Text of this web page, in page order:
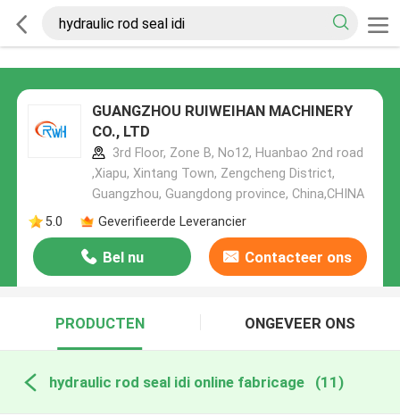
GUANGZHOU RUIWEIHAN MACHINERY
CO., LTD
3rd Floor, Zone B, No12, Huanbao 2nd road
,Xiapu, Xintang Town, Zengcheng District,
Guangzhou, Guangdong province, China,CHINA
5.0
Geverifieerde Leverancier
Bel nu Contacteer ons
PRODUCTEN ONGEVEER ONS
hydraulic rod seal idi online fabricage (11)